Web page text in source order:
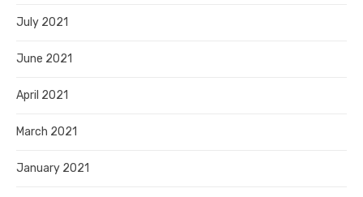
July 2021
June 2021
April 2021
March 2021
January 2021